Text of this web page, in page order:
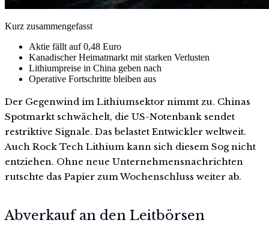
Kurz zusammengefasst
Aktie fällt auf 0,48 Euro
Kanadischer Heimatmarkt mit starken Verlusten
Lithiumpreise in China geben nach
Operative Fortschritte bleiben aus
Der Gegenwind im Lithiumsektor nimmt zu. Chinas
Spotmarkt schwächelt, die US-Notenbank sendet
restriktive Signale. Das belastet Entwickler weltweit.
Auch Rock Tech Lithium kann sich diesem Sog nicht
entziehen. Ohne neue Unternehmensnachrichten
rutschte das Papier zum Wochenschluss weiter ab.
Abverkauf an den Leitbörsen